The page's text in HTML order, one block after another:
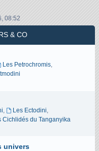
08:52
& CO
Les Petrochromis,
, Les Ectodini,
Cichlidés du Tanganyika
univers